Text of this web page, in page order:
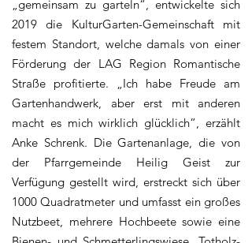
„gemeinsam zu garteln“, entwickelte sich
2019 die KulturGarten-Gemeinschaft mit
festem Standort, welche damals von einer
Förderung der LAG Region Romantische
Straße profitierte. „Ich habe Freude am
Gartenhandwerk, aber erst mit anderen
macht es mich wirklich glücklich“, erzählt
Anke Schrenk. Die Gartenanlage, die von
der Pfarrgemeinde Heilig Geist zur
Verfügung gestellt wird, erstreckt sich über
1000 Quadratmeter und umfasst ein großes
Nutzbeet, mehrere Hochbeete sowie eine